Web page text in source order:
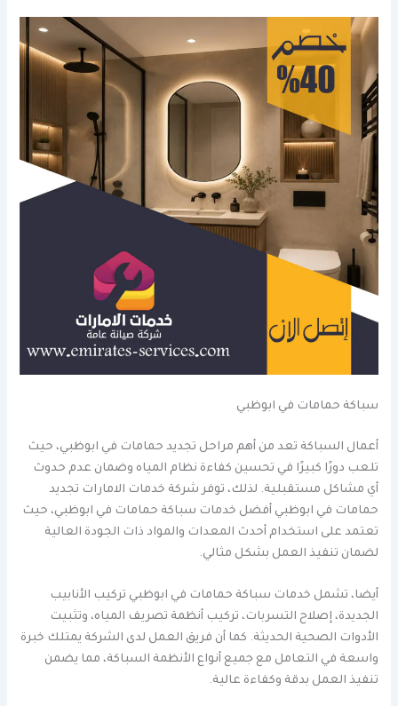
سباكة حمامات في ابوظبي
أعمال السباكة تعد من أهم مراحل تجديد حمامات في ابوظبي، حيث
تلعب دورًا كبيرًا في تحسين كفاءة نظام المياه وضمان عدم حدوث
أي مشاكل مستقبلية. لذلك، توفر شركة خدمات الامارات تجديد
حمامات في ابوظبي أفضل خدمات سباكة حمامات في ابوظبي، حيث
تعتمد على استخدام أحدث المعدات والمواد ذات الجودة العالية
لضمان تنفيذ العمل بشكل مثالي.
أيضا، تشمل خدمات سباكة حمامات في ابوظبي تركيب الأنابيب
الجديدة، إصلاح التسربات، تركيب أنظمة تصريف المياه، وتثبيت
الأدوات الصحية الحديثة. كما أن فريق العمل لدى الشركة يمتلك خبرة
واسعة في التعامل مع جميع أنواع الأنظمة السباكة، مما يضمن
تنفيذ العمل بدقة وكفاءة عالية.